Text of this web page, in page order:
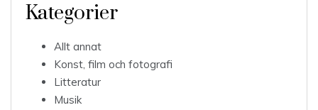
Kategorier
Allt annat
Konst, film och fotografi
Litteratur
Musik